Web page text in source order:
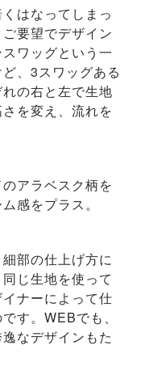
はなってしまっ
要望でデザイン
ワッグという一
、3スワッグある
の右と左で生地
を変え、流れを
アラベスク柄を
感をプラス。
部の仕上げ方に
じ生地を使って
ナーによって仕
す。WEBでも、
なデザインもた